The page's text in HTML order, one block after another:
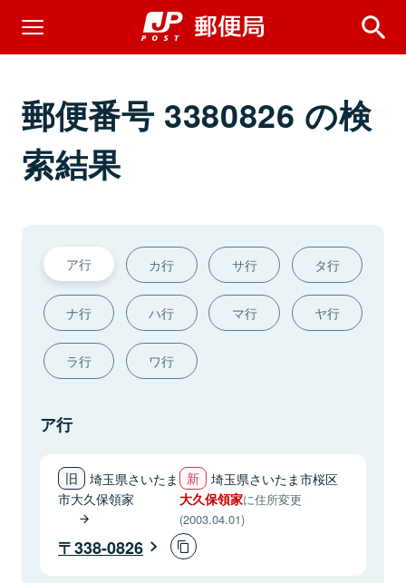
郵便番号 3380826 の検
索結果
ア行 カ行 サ行 タ行
ナ行 ハ行 マ行 ヤ行
ラ行 ワ行
ア行
埼玉県さいたま
市大久保領家
埼玉県さいたま市桜区
大久保領家に住所変更
(2003.04.01)
338-0826